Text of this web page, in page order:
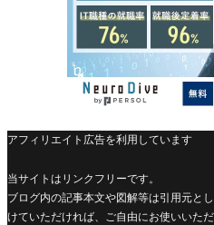
アフィリエイト広告を利用しています
当サイトはリンクフリーです。
ブログ内の記事本文や図解等は引用元と
けていただければ、ご自由にお使いいただ